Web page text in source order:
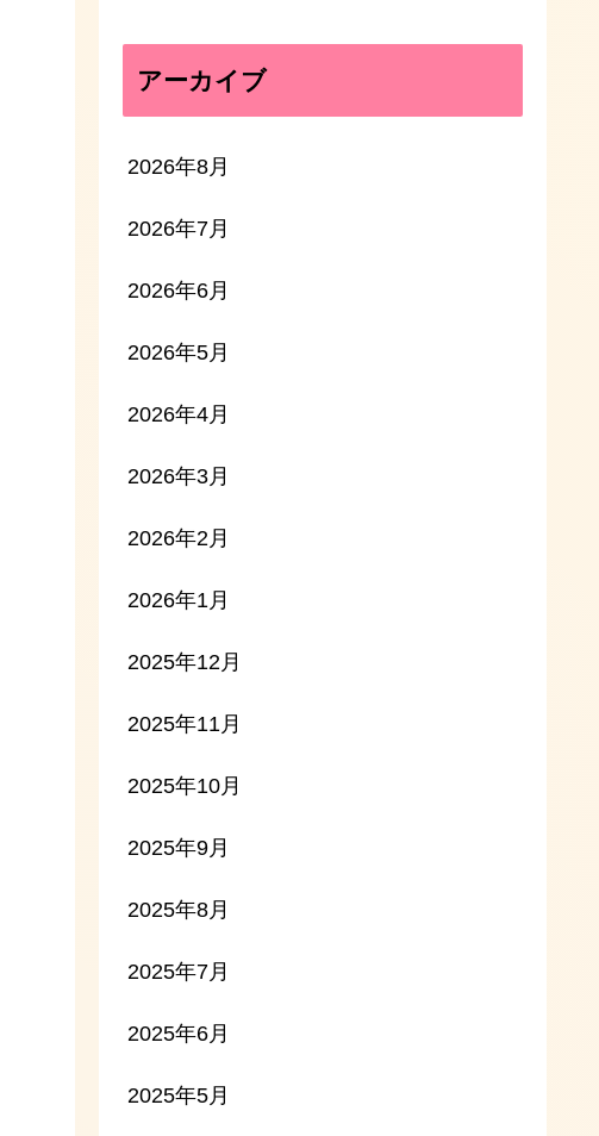
アーカイブ
2026年8月
2026年7月
2026年6月
2026年5月
2026年4月
2026年3月
2026年2月
2026年1月
2025年12月
2025年11月
2025年10月
2025年9月
2025年8月
2025年7月
2025年6月
2025年5月